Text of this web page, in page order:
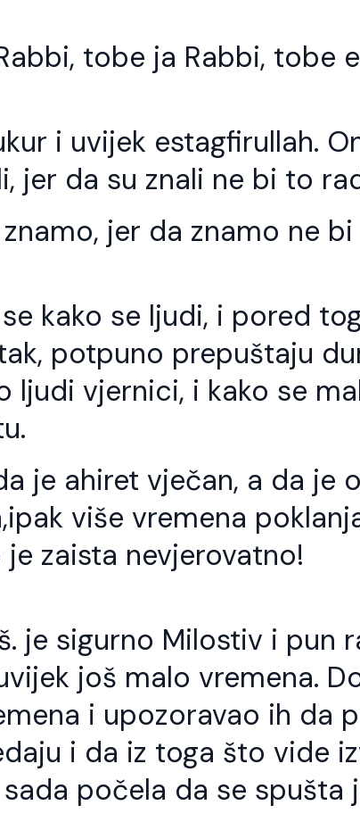
tobe ja Rabbi, tobe
i uvijek estagfirullah.
jer da su znali ne bi to
jer da znamo ne
kako se ljudi, i pored
potpuno prepuštaju
ljudi vjernici, i kako se
je ahiret vječan, a da je
više vremena
je zaista nevjerovatno!
je sigurno Milostiv i pun
još malo vremena.
i upozoravao ih da
i da iz toga što vide
počela da se spušta
Ko god slijedi
put treba da zna
je to i put
evlija.
Šejh Ismail ef.
Rahmani-r-Rahim. Ko god
Allahov put treba da zna da
put Allahovih evlija. Allah